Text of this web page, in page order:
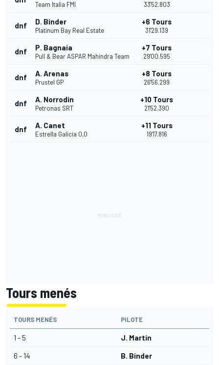
Team Italia FMI 33'52.803
dnf D. Binder
Platinum Bay Real Estate
+6 Tours
31'29.139
dnf P. Bagnaia
Pull & Bear ASPAR Mahindra Team
+7 Tours
29'00.595
dnf A. Arenas
Prustel GP
+8 Tours
26'56.299
dnf A. Norrodin
Petronas SRT
+10 Tours
21'52.390
dnf A. Canet
Estrella Galicia 0,0
+11 Tours
19'17.816
Tours menés
TOURS MENÉS PILOTE
1 - 5 J. Martín
6 - 14 B. Binder